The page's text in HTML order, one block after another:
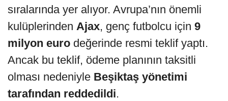
sıralarında yer alıyor. Avrupa’nın önemli
kulüplerinden Ajax, genç futbolcu için 9
milyon euro değerinde resmi teklif yaptı.
Ancak bu teklif, ödeme planının taksitli
olması nedeniyle Beşiktaş yönetimi
tarafından reddedildi.